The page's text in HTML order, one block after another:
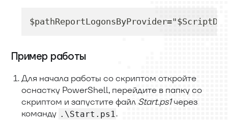
Пример работы
Для начала работы со скриптом откройте
оснастку PowerShell, перейдите в папку со
скриптом и запустите файл Start.ps1через
команду .\Start.ps1 .